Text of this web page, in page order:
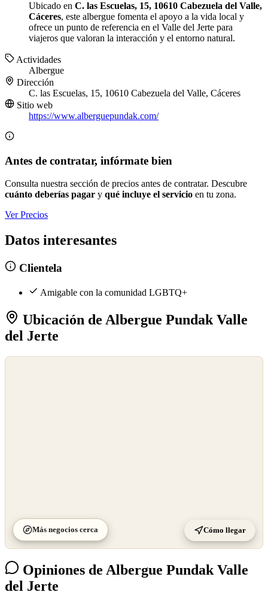
Ubicado en C. las Escuelas, 15, 10610 Cabezuela del Valle,
Cáceres, este albergue fomenta el apoyo a la vida local y
ofrece un punto de referencia en el Valle del Jerte para
viajeros que valoran la interacción y el entorno natural.
Actividades
Albergue
Dirección
C. las Escuelas, 15, 10610 Cabezuela del Valle, Cáceres
Sitio web
https://www.alberguepundak.com/
Antes de contratar, infórmate bien
Consulta nuestra sección de precios antes de contratar. Descubre
cuánto deberías pagar y qué incluye el servicio en tu zona.
Ver Precios
Datos interesantes
Clientela
Amigable con la comunidad LGBTQ+
Ubicación de Albergue Pundak Valle
del Jerte
Más negocios cerca Cómo llegar
Opiniones de Albergue Pundak Valle
del Jerte